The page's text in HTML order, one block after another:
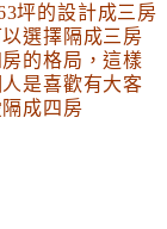
坪的設計成三房
選擇隔成三房
的格局，這樣
是喜歡有大客
成四房